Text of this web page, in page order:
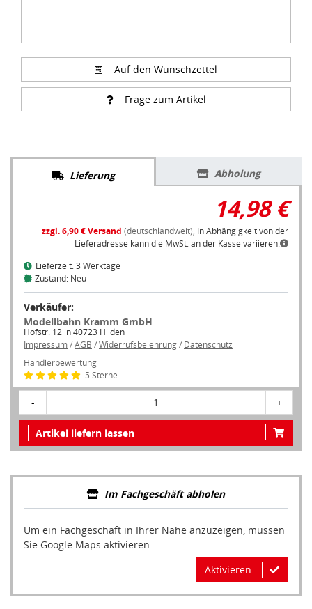
Auf den Wunschzettel
Frage zum Artikel
Lieferung Abholung
14,98 €
zzgl. 6,90 € Versand (deutschlandweit), In Abhängigkeit von der
Lieferadresse kann die MwSt. an der Kasse variieren.
Lieferzeit: 3 Werktage
Zustand: Neu
Verkäufer:
Modellbahn Kramm GmbH
Hofstr. 12 in 40723 Hilden
Impressum/AGB /Widerrufsbelehrung/ Datenschutz
Händlerbewertung
5 Sterne
- 1 +
Artikel liefern lassen
Im Fachgeschäft abholen
Um ein Fachgeschäft in Ihrer Nähe anzuzeigen, müssen
Sie Google Maps aktivieren.
Aktivieren